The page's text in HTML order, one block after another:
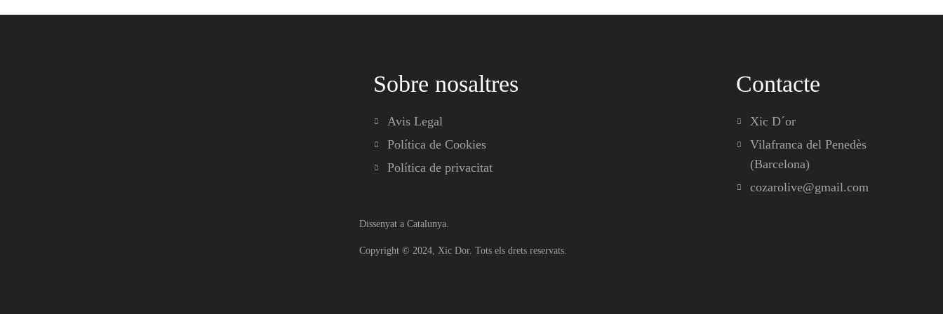
Sobre nosaltres
Avis Legal
Política de Cookies
Política de privacitat
Contacte
Xic D´or
Vilafranca del Penedès
(Barcelona)
cozarolive@gmail.com
Dissenyat a Catalunya.
Copyright © 2024,Xic Dor. Tots els drets reservats.